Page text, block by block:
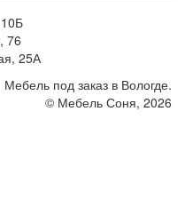
76
25А
Мебель под заказ в Вологде.
© Мебель Соня, 2026